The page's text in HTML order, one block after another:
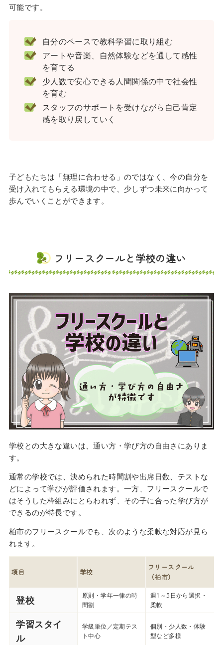
可能です。
自分のペースで教科学習に取り組む
アートや音楽、自然体験などを通して感性
を育てる
少人数で安心できる人間関係の中で社会性
を育む
スタッフのサポートを受けながら自己肯定
感を取り戻していく
子どもたちは「無理に合わせる」のではなく、今の自分を
受け入れてもらえる環境の中で、少しずつ未来に向かって
歩んでいくことができます。
フリースクールと学校の違い
学校との大きな違いは、通い方・学び方の自由さにありま
す。
通常の学校では、決められた時間割や出席日数、テストな
どによって学びが評価されます。一方、フリースクールで
はそうした枠組みにとらわれず、その子に合った学び方が
できるのが特長です。
柏市のフリースクールでも、次のような柔軟な対応が見ら
れます。
項目 学校
フリースクール
（柏市）
登校
原則・学年一律の時
間割
週1～5日から選択・
柔軟
学習スタイ
ル
学級単位／定期テス
ト中心
個別・少人数・体験
型など多様